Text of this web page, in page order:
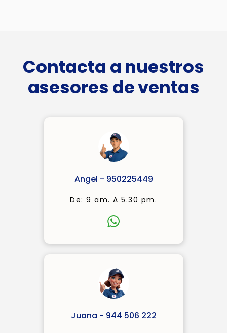
Contacta a nuestros
asesores de ventas
Angel - 950225449
De: 9 am. A 5.30 pm.
Juana - 944 506 222